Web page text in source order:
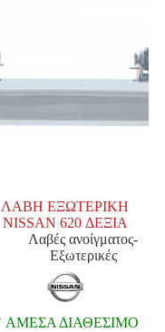
ΛΑΒΗ ΕΞΩΤΕΡΙΚΗ
NISSAN 620 ΔΕΞΙΑ
Λαβές ανοίγματος-
Εξωτερικές
ΑΜΕΣΑ ΔΙΑΘΕΣΙΜΟ